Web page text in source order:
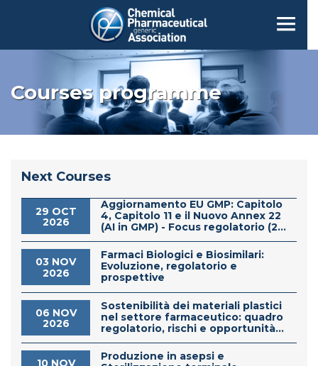
Courses programme
Next Courses
29 OCT
2026
Aggiornamento EU GMP: Capitolo
4, Capitolo 11 e il Nuovo Annex 22
(AI in GMP) - Focus regolatorio (2...
03 NOV
2026
Farmaci Biologici e Biosimilari:
Evoluzione, regolatorio e
prospettive
06 NOV
2026
Sostenibilità dei materiali plastici
nel settore farmaceutico: quadro
regolatorio, rischi e opportunità...
Produzione in asepsi e